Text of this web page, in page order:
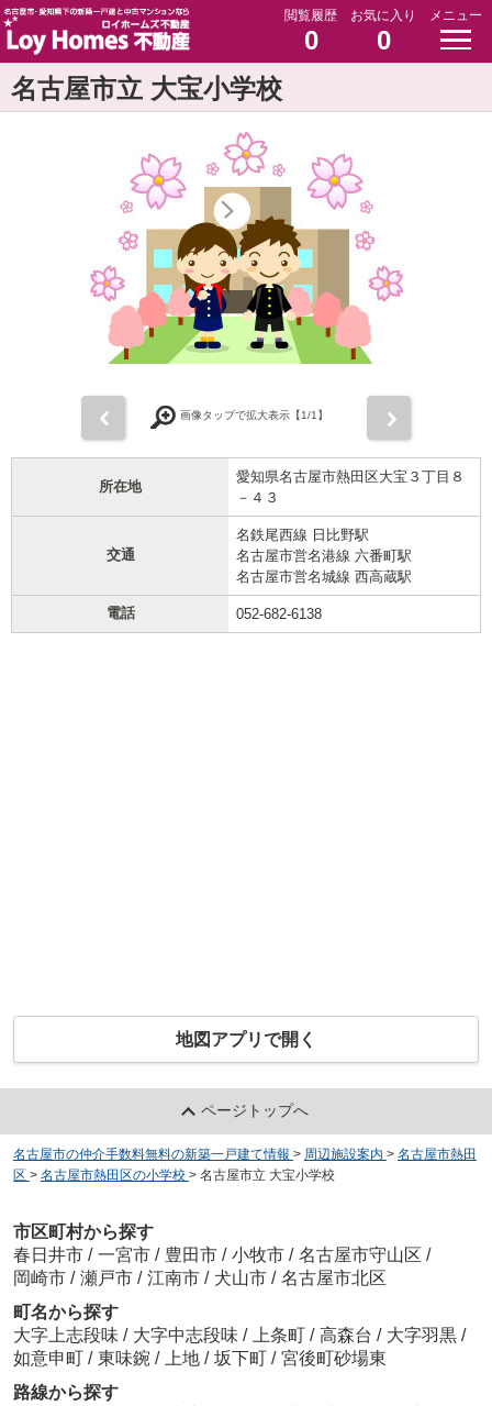
閲覧履歴
0
お気に入り
0
メニュー
名古屋市立 大宝小学校
画像タップで拡大表示【1/1】
所在地
愛知県名古屋市熱田区大宝３丁目８
－４３
交通
名鉄尾西線 日比野駅
名古屋市営名港線 六番町駅
名古屋市営名城線 西高蔵駅
電話 052-682-6138
地図アプリで開く
ページトップへ
名古屋市の仲介手数料無料の新築一戸建て情報 > 周辺施設案内 > 名古屋市熱田
区 > 名古屋市熱田区の小学校 > 名古屋市立 大宝小学校
市区町村から探す
春日井市 / 一宮市 / 豊田市 / 小牧市 / 名古屋市守山区 /
岡崎市 / 瀬戸市 / 江南市 / 犬山市 / 名古屋市北区
町名から探す
大字上志段味 / 大字中志段味 / 上条町 / 高森台 / 大字羽黒 /
如意申町 / 東味鋺 / 上地 / 坂下町 / 宮後町砂場東
路線から探す